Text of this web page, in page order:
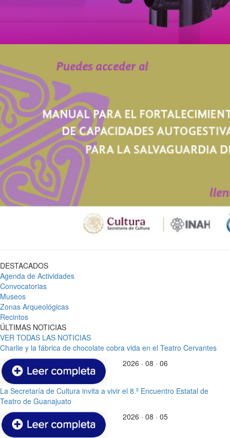
DESTACADOS
Agenda de Actividades
Convocatorias
Museos
Zonas Arqueológicas
Recintos
ÚLTIMAS NOTICIAS
VER TODAS LAS NOTICIAS
Charlie y la fábrica de chocolate cobra vida en el Teatro Cervantes
2026 · 08 · 06
La Secretaría de Cultura invita a vivir el 8.º Encuentro Estatal de
Teatro de Guanajuato
2026 · 08 · 05